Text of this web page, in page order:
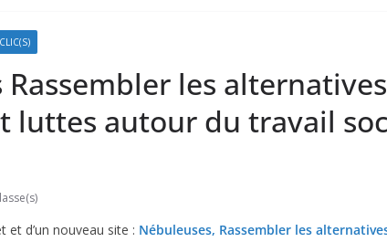
Rassembler les
luttes autour du travail
et d’un nouveau site : Nébuleuses, Rassembler les